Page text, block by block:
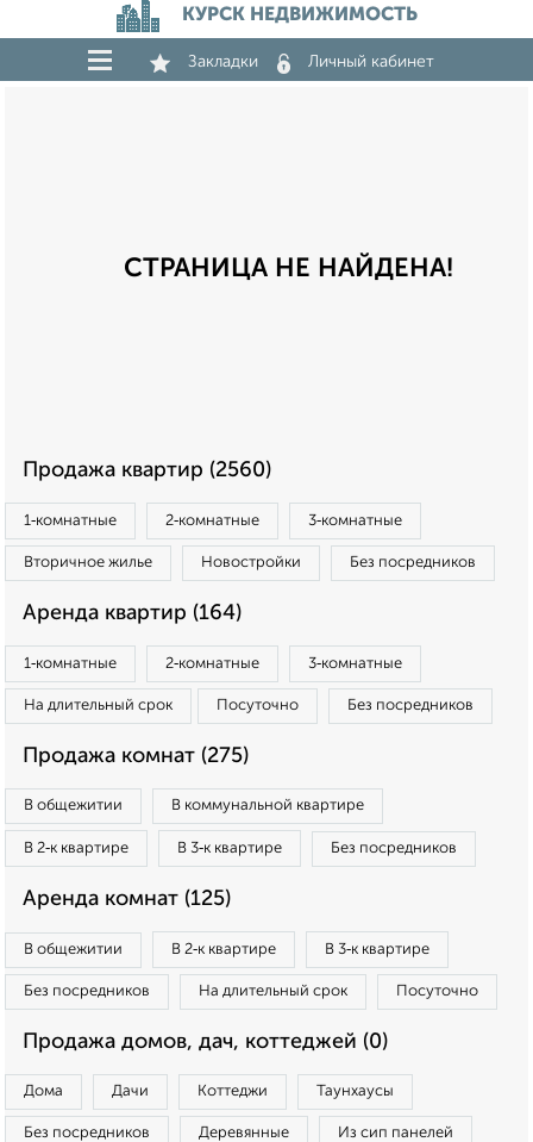
КУРСК НЕДВИЖИМОСТЬ
Закладки Личный кабинет
СТРАНИЦА НЕ НАЙДЕНА!
Продажа квартир (2560)
1‑комнатные 2‑комнатные 3‑комнатные
Вторичное жилье Новостройки Без посредников
Аренда квартир (164)
1‑комнатные 2‑комнатные 3‑комнатные
На длительный срок Посуточно Без посредников
Продажа комнат (275)
В общежитии В коммунальной квартире
В 2‑к квартире В 3‑к квартире Без посредников
Аренда комнат (125)
В общежитии В 2‑к квартире В 3‑к квартире
Без посредников На длительный срок Посуточно
Продажа домов, дач, коттеджей (0)
Дома Дачи Коттеджи Таунхаусы
Без посредников Деревянные Из сип панелей